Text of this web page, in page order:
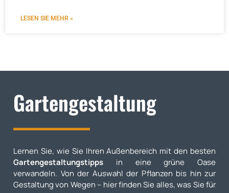
LESEN SIE MEHR »
Gartengestaltung
Lernen Sie, wie Sie Ihren Außenbereich mit den besten
Gartengestaltungstipps in eine grüne Oase
verwandeln. Von der Auswahl der Pflanzen bis hin zur
Gestaltung von Wegen – hier finden Sie alles, was Sie für